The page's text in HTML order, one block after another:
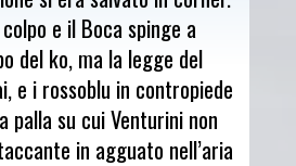
e il Boca spinge a
del ko, ma la legge del
e i rossoblu in contropiede
palla su cui Venturini non
in agguato nell’aria